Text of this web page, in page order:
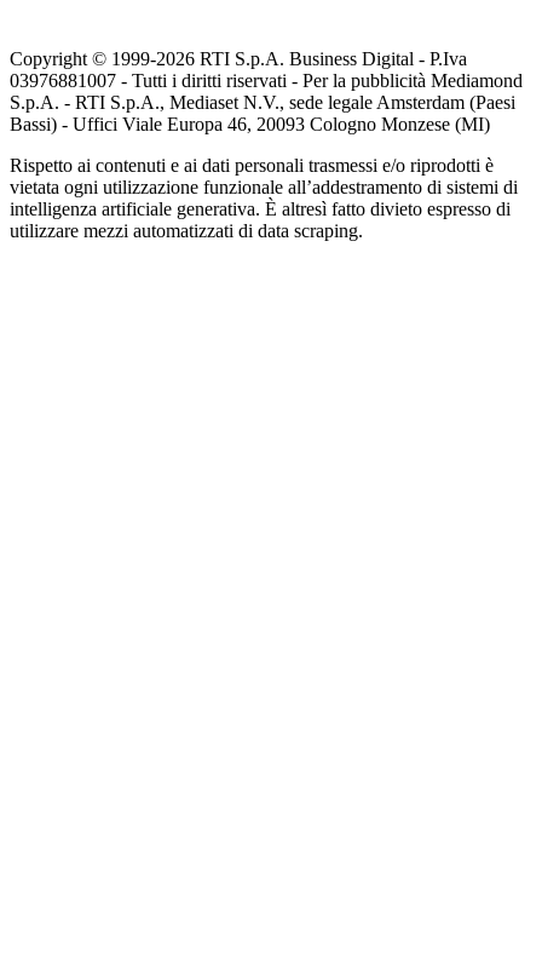
Copyright © 1999-2026 RTI S.p.A. Business Digital - P.Iva
03976881007 - Tutti i diritti riservati - Per la pubblicità Mediamond
S.p.A. - RTI S.p.A., Mediaset N.V., sede legale Amsterdam (Paesi
Bassi) - Uffici Viale Europa 46, 20093 Cologno Monzese (MI)
Rispetto ai contenuti e ai dati personali trasmessi e/o riprodotti è
vietata ogni utilizzazione funzionale all’addestramento di sistemi di
intelligenza artificiale generativa. È altresì fatto divieto espresso di
utilizzare mezzi automatizzati di data scraping.